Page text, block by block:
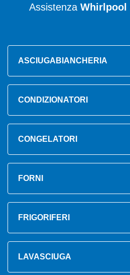
Assistenza Whirlpool
ASCIUGABIANCHERIA
CONDIZIONATORI
CONGELATORI
FORNI
FRIGORIFERI
LAVASCIUGA